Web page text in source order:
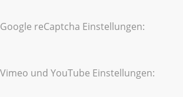
Google reCaptcha Einstellungen:
Vimeo und YouTube Einstellungen: